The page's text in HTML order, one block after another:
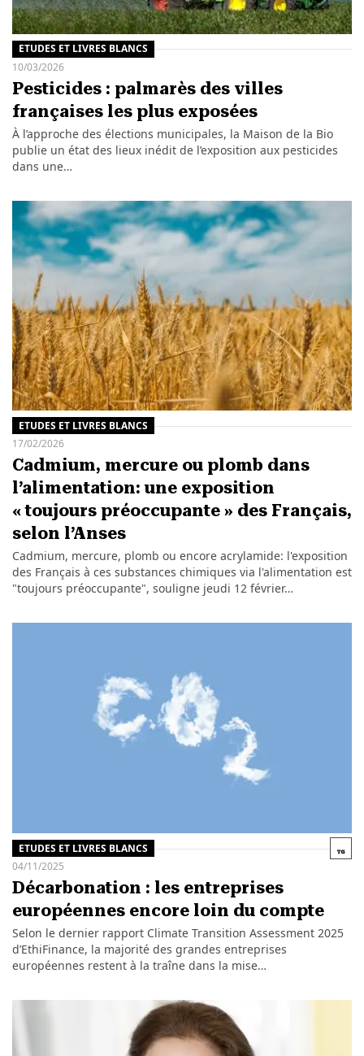
ETUDES ET LIVRES BLANCS
10/03/2026
Pesticides : palmarès des villes
françaises les plus exposées
À l’approche des élections municipales, la Maison de la Bio
publie un état des lieux inédit de l’exposition aux pesticides
dans une…
ETUDES ET LIVRES BLANCS
17/02/2026
Cadmium, mercure ou plomb dans
l’alimentation: une exposition
« toujours préoccupante » des Français,
selon l’Anses
Cadmium, mercure, plomb ou encore acrylamide: l'exposition
des Français à ces substances chimiques via l'alimentation est
"toujours préoccupante", souligne jeudi 12 février…
ETUDES ET LIVRES BLANCS
04/11/2025
Décarbonation : les entreprises
européennes encore loin du compte
Selon le dernier rapport Climate Transition Assessment 2025
d’EthiFinance, la majorité des grandes entreprises
européennes restent à la traîne dans la mise…